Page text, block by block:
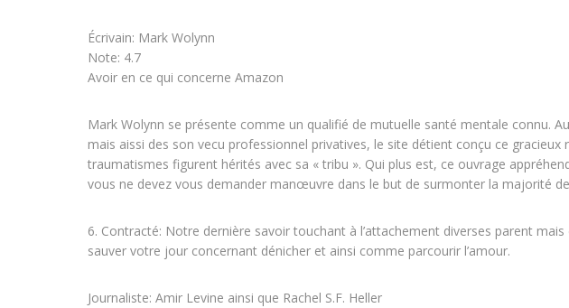
Écrivain: Mark Wolynn
Note: 4.7
Avoir en ce qui concerne Amazon
Mark Wolynn se présente comme un qualifié de mutuelle santé mentale connu.
mais aissi des son vecu professionnel privatives, le site détient conçu ce
traumatismes figurent hérités avec sa « tribu ». Qui plus est, ce ouvrage
vous ne devez vous demander manœuvre dans le but de surmonter la majorité
6. Contracté: Notre dernière savoir touchant à l’attachement diverses parent
sauver votre jour concernant dénicher et ainsi comme parcourir l’amour.
Journaliste: Amir Levine ainsi que Rachel S.F. Heller